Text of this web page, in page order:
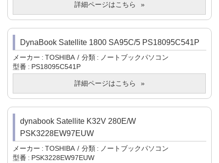
詳細ページはこちら
DynaBook Satellite 1800 SA95C/5 PS18095C541P
メーカー TOSHIBA 分類
ノートブックパソコン
型番
PS18095C541P
詳細ページはこちら
dynabook Satellite K32V 280E/W
PSK3228EW97EUW
メーカー TOSHIBA 分類
ノートブックパソコン
型番
PSK3228EW97EUW